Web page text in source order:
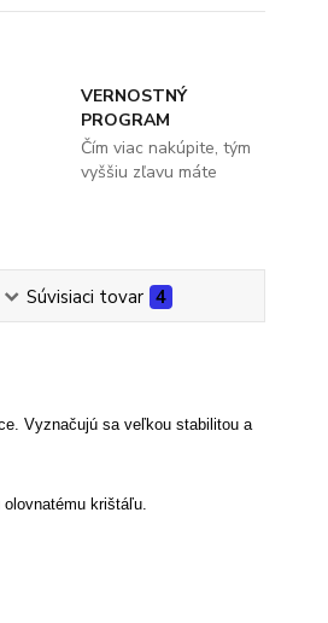
VERNOSTNÝ
PROGRAM
Čím viac nakúpite, tým
vyššiu zľavu máte
Súvisiaci tovar 4
Vyznačujú sa veľkou stabilitou a
krištáľu.